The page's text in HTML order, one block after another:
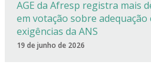
AGE da Afresp registra mais
em votação sobre
exigências da ANS
19 de junho de 2026